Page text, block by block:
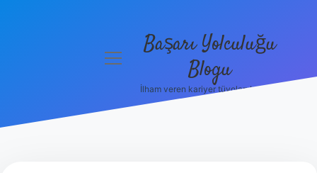
menüyüBaşarı Yolculuğu
Blogu
İlham veren kariyer tüyoları burada!